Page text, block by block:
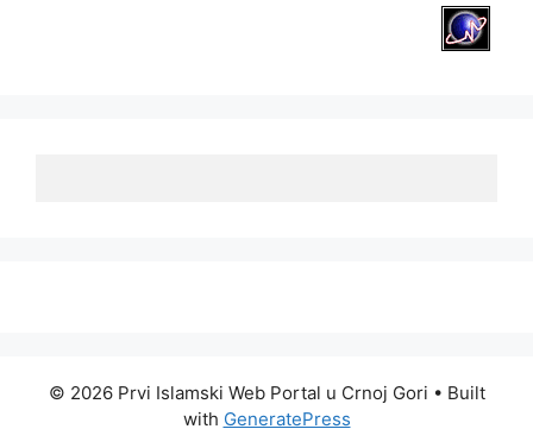
© 2026 Prvi Islamski Web Portal u Crnoj Gori • Built
with GeneratePress